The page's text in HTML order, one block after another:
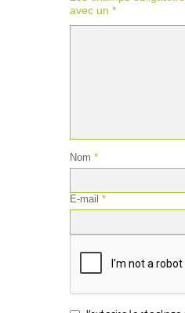
avec un *
Nom *
E-mail *